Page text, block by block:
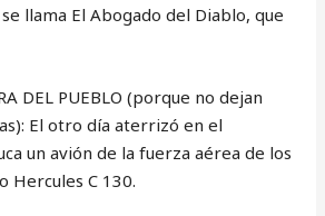
llama El Abogado del Diablo, que
DEL PUEBLO (porque no dejan
El otro día aterrizó en el
un avión de la fuerza aérea de los
Hercules C 130.